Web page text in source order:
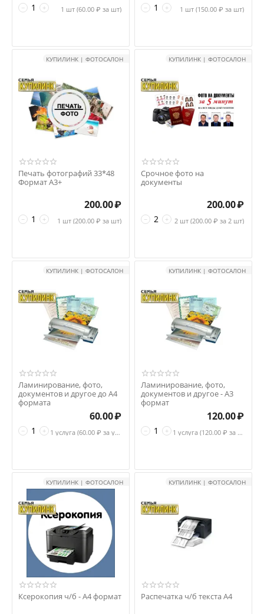
+
− 1 шт (60.00 ₽ за шт) +
− 1 шт (150.00 ₽ за шт)
КУПИЛИНК | ФОТОСАЛОН
Печать фотографий 33*48
Формат А3+
+
−
200.00₽
1 шт (200.00 ₽ за шт)
КУПИЛИНК | ФОТОСАЛОН
Срочное фото на
документы
+
−
200.00₽
2 шт (200.00 ₽ за 2 шт)
КУПИЛИНК | ФОТОСАЛОН
Ламинирование, фото,
документов и другое до А4
формата
+
−
60.00₽
1 услуга (60.00 ₽ за услуга)
КУПИЛИНК | ФОТОСАЛОН
Ламинирование, фото,
документов и другое - А3
формат
+
−
120.00₽
1 услуга (120.00 ₽ за услуга)
КУПИЛИНК | ФОТОСАЛОН
Ксерокопия ч/б - А4 формат
КУПИЛИНК | ФОТОСАЛОН
Распечатка ч/б текста А4